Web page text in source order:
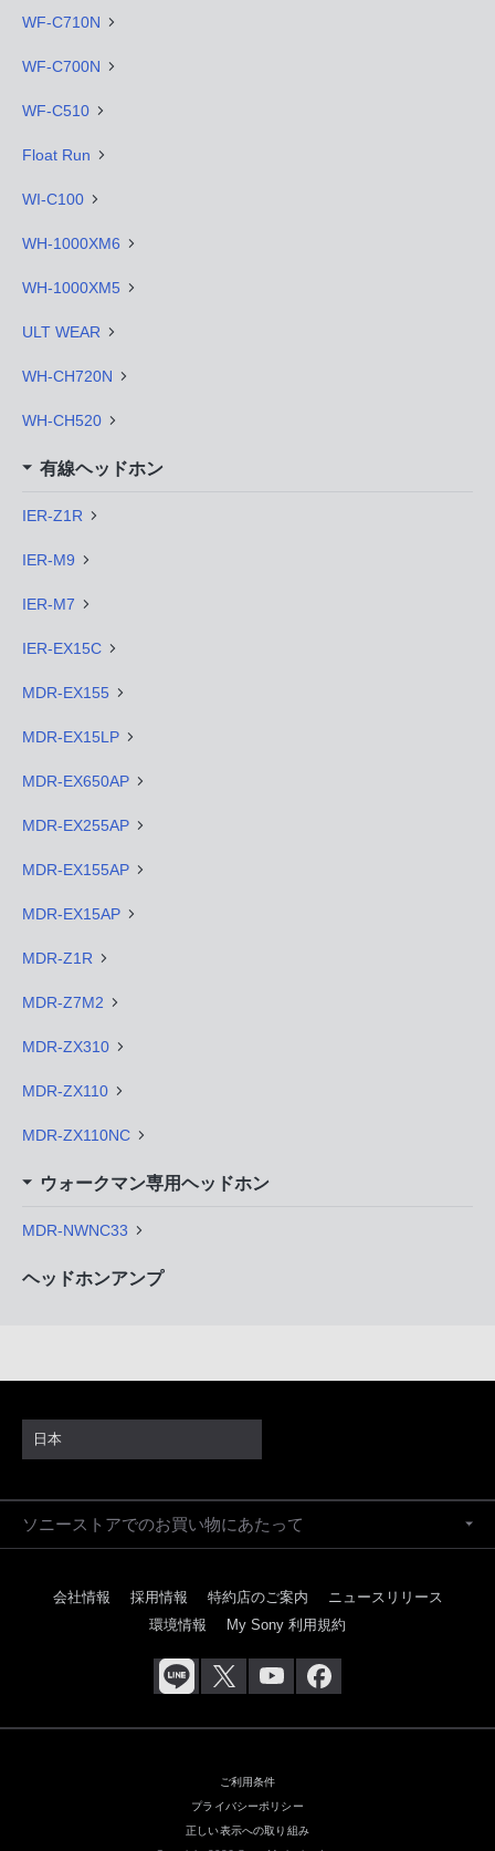
WF-C710N
WF-C700N
WF-C510
Float Run
WI-C100
WH-1000XM6
WH-1000XM5
ULT WEAR
WH-CH720N
WH-CH520
有線ヘッドホン
IER-Z1R
IER-M9
IER-M7
IER-EX15C
MDR-EX155
MDR-EX15LP
MDR-EX650AP
MDR-EX255AP
MDR-EX155AP
MDR-EX15AP
MDR-Z1R
MDR-Z7M2
MDR-ZX310
MDR-ZX110
MDR-ZX110NC
ウォークマン専用ヘッドホン
MDR-NWNC33
ヘッドホンアンプ
日本
ソニーストアでのお買い物にあたって
会社情報 採用情報 特約店のご案内
ニュースリリース
環境情報
My Sony 利用規約
ご利用条件
プライバシーポリシー
正しい表示への取り組み